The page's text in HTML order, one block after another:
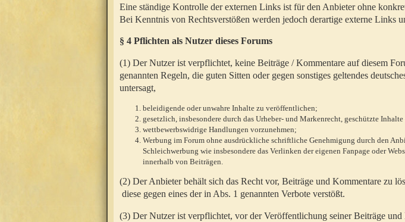
Eine ständige Kontrolle der externen Links ist für den Anbieter ohne
Bei Kenntnis von Rechtsverstößen werden jedoch derartige externe Links
§ 4 Pflichten als Nutzer dieses Forums
(1) Der Nutzer ist verpflichtet, keine Beiträge / Kommentare auf diesem
genannten Regeln, die guten Sitten oder gegen sonstiges geltendes
untersagt,
beleidigende oder unwahre Inhalte zu veröffentlichen;
gesetzlich, insbesondere durch das Urheber- und Markenrecht, geschützte
wettbewerbswidrige Handlungen vorzunehmen;
Werbung im Forum ohne ausdrückliche schriftliche Genehmigung durch den
Schleichwerbung wie insbesondere das Verlinken der eigenen Fanpage oder
innerhalb von Beiträgen.
(2) Der Anbieter behält sich das Recht vor, Beiträge und Kommentare zu
diese gegen eines der in Abs. 1 genannten Verbote verstößt.
(3) Der Nutzer ist verpflichtet, vor der Veröffentlichung seiner Beiträge